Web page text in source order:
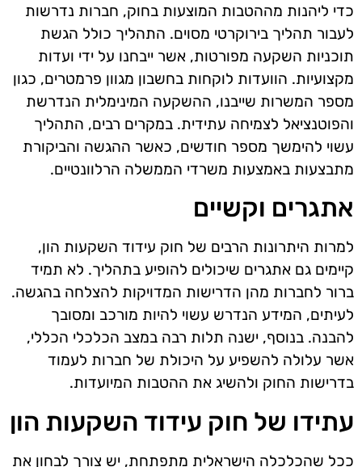
כדי ליהנות מההטבות המוצעות בחוק, חברות נדרשות
לעבור תהליך בירוקרטי מסוים. התהליך כולל הגשת
תוכניות השקעה מפורטות, אשר ייבחנו על ידי ועדות
מקצועיות. הוועדות לוקחות בחשבון מגוון פרמטרים, כגון
מספר המשרות שייבנו, ההשקעה המינימלית הנדרשת
והפוטנציאל לצמיחה עתידית. במקרים רבים, התהליך
עשוי להימשך מספר חודשים, כאשר ההגשה והביקורת
מתבצעות באמצעות משרדי הממשלה הרלוונטיים.
אתגרים וקשיים
למרות היתרונות הרבים של חוק עידוד השקעות הון,
קיימים גם אתגרים שיכולים להופיע בתהליך. לא תמיד
ברור לחברות מהן הדרישות המדויקות להצלחה בהגשה.
לעיתים, המידע הנדרש עשוי להיות מורכב ומסובך
להבנה. בנוסף, ישנה תלות רבה במצב הכלכלי הכללי,
אשר עלולה להשפיע על היכולת של חברות לעמוד
בדרישות החוק ולהשיג את ההטבות המיועדות.
עתידו של חוק עידוד השקעות הון
ככל שהכלכלה הישראלית מתפתחת, יש צורך לבחון את